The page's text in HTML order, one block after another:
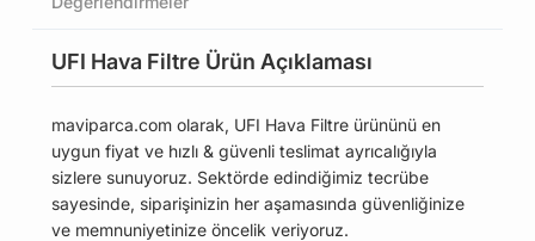
UFI Hava Filtre Ürün Açıklaması
maviparca.com olarak, UFI Hava Filtre ürününü en
uygun fiyat ve hızlı & güvenli teslimat ayrıcalığıyla
sizlere sunuyoruz. Sektörde edindiğimiz tecrübe
sayesinde, siparişinizin her aşamasında güvenliğinize
ve memnuniyetinize öncelik veriyoruz.